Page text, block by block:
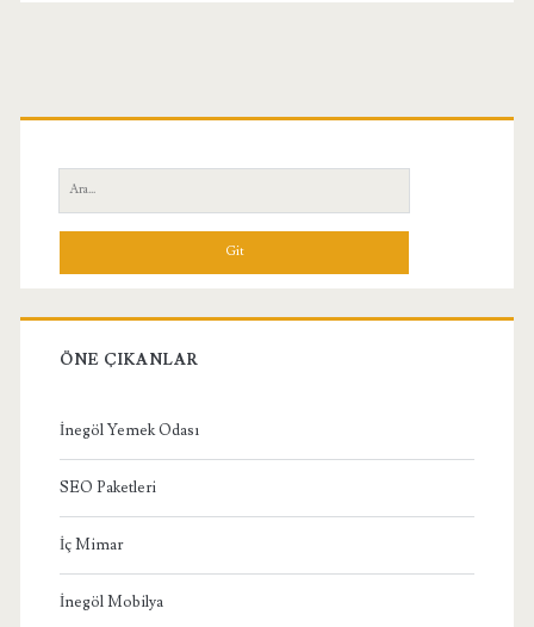
Birincil
Yan
Menü
Ara:
ÖNE ÇIKANLAR
İnegöl Yemek Odası
SEO Paketleri
İç Mimar
İnegöl Mobilya